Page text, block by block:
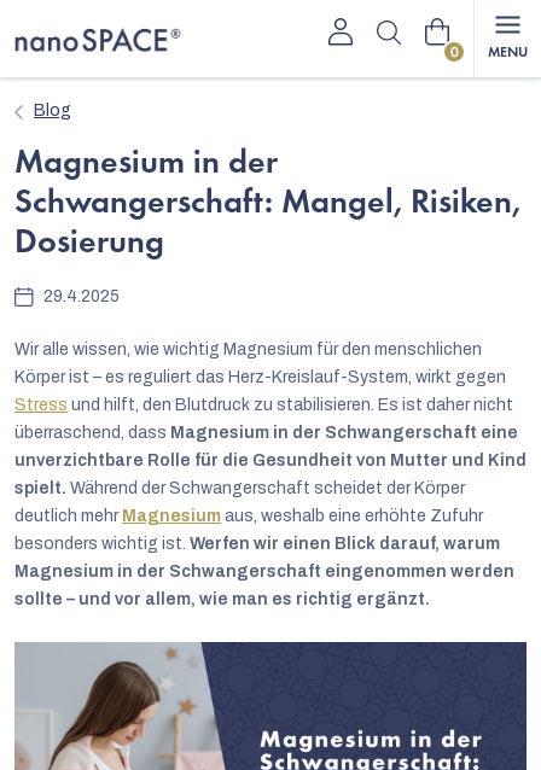
Inhalt
Warenkorb
Blog
Magnesium in der
Schwangerschaft: Mangel, Risiken,
Dosierung
29.4.2025
Wir alle wissen, wie wichtig Magnesium für den menschlichen
Körper ist – es reguliert das Herz-Kreislauf-System, wirkt gegen
Stress und hilft, den Blutdruck zu stabilisieren. Es ist daher nicht
überraschend, dass Magnesium in der Schwangerschaft eine
unverzichtbare Rolle für die Gesundheit von Mutter und Kind
spielt. Während der Schwangerschaft scheidet der Körper
deutlich mehr Magnesium aus, weshalb eine erhöhte Zufuhr
besonders wichtig ist. Werfen wir einen Blick darauf, warum
Magnesium in der Schwangerschaft eingenommen werden
sollte – und vor allem, wie man es richtig ergänzt.